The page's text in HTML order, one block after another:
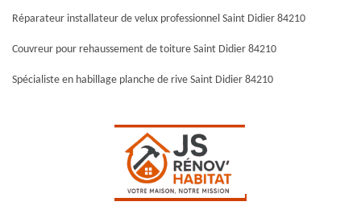
Réparateur installateur de velux professionnel Saint Didier 84210
Couvreur pour rehaussement de toiture Saint Didier 84210
Spécialiste en habillage planche de rive Saint Didier 84210